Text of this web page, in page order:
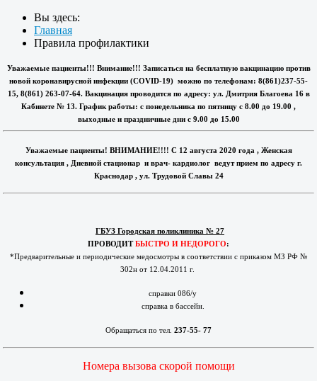
Вы здесь:
Главная
Правила профилактики
Уважаемые пациенты!!! Внимание!!! Записаться на бесплатную вакцинацию против
новой коронавирусной инфекции (COVID-19) можно по телефонам: 8(861)237-55-
15, 8(861) 263-07-64. Вакцинация проводится по адресу: ул. Дмитрия Благоева 16 в
Кабинете № 13. График работы: с понедельника по пятницу с 8.00 до 19.00 ,
выходные и праздничные дни с 9.00 до 15.00
Уважаемые пациенты! ВНИМАНИЕ!!!! С 12 августа 2020 года , Женская
консультация , Дневной стационар и врач- кардиолог ведут прием по адресу г.
Краснодар , ул. Трудовой Славы 24
ГБУЗ Городская поликлиника № 27
ПРОВОДИТБЫСТРО И НЕДОРОГО:
*Предварительные и периодические медосмотры в соответствии с приказом МЗ РФ №
302н от 12.04.2011 г.
справки 086/у
справка в бассейн.
Обращаться по тел. 237-55- 77
Номера вызова скорой помощи